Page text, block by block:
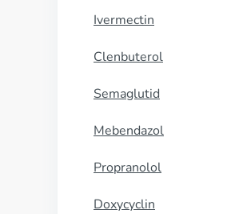
Ivermectin
Clenbuterol
Semaglutid
Mebendazol
Propranolol
Doxycyclin